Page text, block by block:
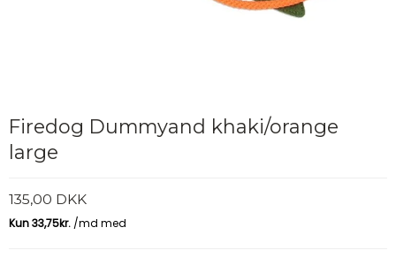
Firedog Dummyand khaki/orange
large
135,00 DKK